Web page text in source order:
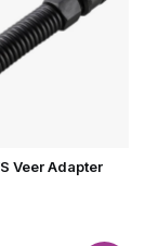
Veer Adapter